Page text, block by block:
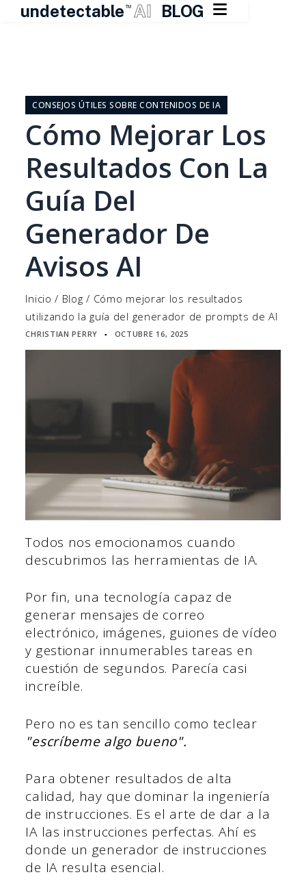
undetectable TM AI BLOG 
contenidoCONSEJOS ÚTILES SOBRE CONTENIDOS DE IA
Cómo Mejorar Los
Resultados Con La
Guía Del
Generador De
Avisos AI
Inicio / Blog / Cómo mejorar los resultados
utilizando la guía del generador de prompts de AI
CHRISTIAN PERRY ▪ OCTUBRE 16, 2025
Todos nos emocionamos cuando
descubrimos las herramientas de IA.
Por fin, una tecnología capaz de
generar mensajes de correo
electrónico, imágenes, guiones de vídeo
y gestionar innumerables tareas en
cuestión de segundos. Parecía casi
increíble.
Pero no es tan sencillo como teclear
"escríbeme algo bueno".
Para obtener resultados de alta
calidad, hay que dominar la ingeniería
de instrucciones. Es el arte de dar a la
IA las instrucciones perfectas. Ahí es
donde un generador de instrucciones
de IA resulta esencial.